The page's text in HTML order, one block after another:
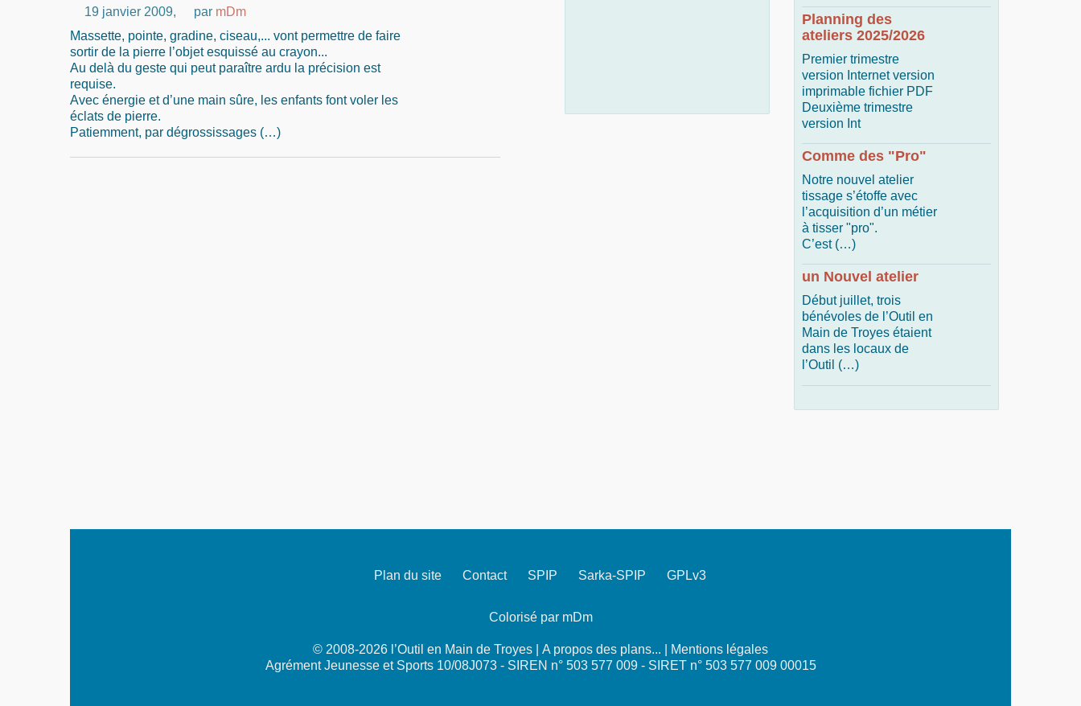
19 janvier 2009, par mDm
Massette, pointe, gradine, ciseau,... vont permettre de faire
sortir de la pierre l’objet esquissé au crayon...
Au delà du geste qui peut paraître ardu la précision est
requise.
Avec énergie et d’une main sûre, les enfants font voler les
éclats de pierre.
Patiemment, par dégrossissages (…)
Planning des
ateliers 2025/2026
Premier trimestre
version Internet version
imprimable fichier PDF
Deuxième trimestre
version Int
Comme des "Pro"
Notre nouvel atelier
tissage s’étoffe avec
l’acquisition d’un métier
à tisser "pro".
C’est (…)
un Nouvel atelier
Début juillet, trois
bénévoles de l’Outil en
Main de Troyes étaient
dans les locaux de
l’Outil (…)
Plan du site Contact SPIP Sarka-SPIP GPLv3
Colorisé par mDm
© 2008-2026 l’Outil en Main de Troyes | A propos des plans...
Mentions légales
Agrément Jeunesse et Sports 10/08J073 - SIREN n° 503 577 009 - SIRET n° 503 577 009 00015